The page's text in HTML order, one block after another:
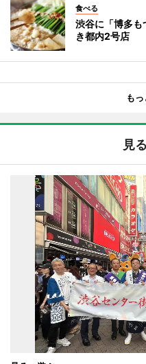
食べる
渋谷に「博多
き都内2号店
も
見